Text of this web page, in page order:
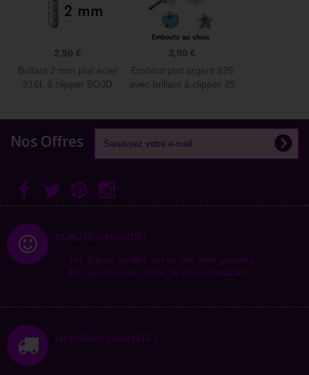
2,50 €
Brillant 2 mm plat acier
316L à clipper BOJD
3,90 €
Embout plat argent 925
avec brillant à clipper JS
Nos Offres
QUALITÉ GARANTIE!
Les bijoux vendus sur ce site sont garantis.
En cas de souci, merci de nous contacter.
LIVRAISON GRATUITE *